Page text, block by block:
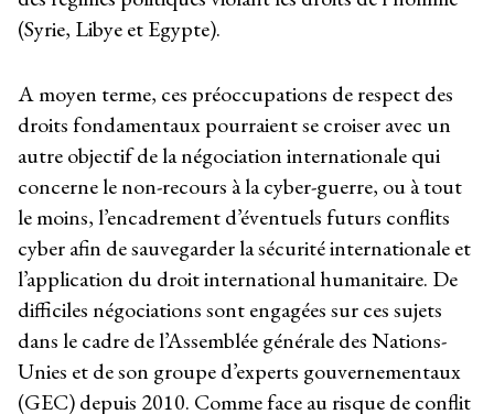
(Syrie, Libye et Egypte).
A moyen terme, ces préoccupations de respect des
droits fondamentaux pourraient se croiser avec un
autre objectif de la négociation internationale qui
concerne le non-recours à la cyber-guerre, ou à tout
le moins, l’encadrement d’éventuels futurs conflits
cyber afin de sauvegarder la sécurité internationale et
l’application du droit international humanitaire. De
difficiles négociations sont engagées sur ces sujets
dans le cadre de l’Assemblée générale des Nations-
Unies et de son groupe d’experts gouvernementaux
(GEC) depuis 2010. Comme face au risque de conflit